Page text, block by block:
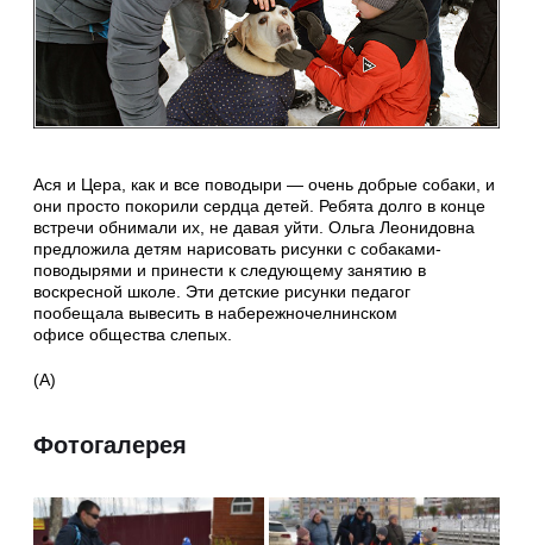
Ася и Цера, как и все поводыри — очень добрые собаки, и
они просто покорили сердца детей. Ребята долго в конце
встречи обнимали их, не давая уйти. Ольга Леонидовна
предложила детям нарисовать рисунки с собаками-
поводырями и принести к следующему занятию в
воскресной школе. Эти детские рисунки педагог
пообещала вывесить в набережночелнинском
офисе общества слепых.
(А)
Фотогалерея